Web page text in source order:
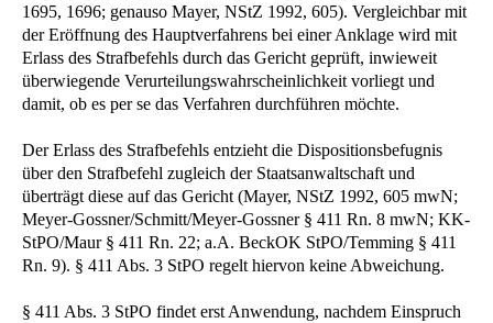
1695, 1696; genauso Mayer, NStZ 1992, 605). Vergleichbar mit
der Eröffnung des Hauptverfahrens bei einer Anklage wird mit
Erlass des Strafbefehls durch das Gericht geprüft, inwieweit
überwiegende Verurteilungswahrscheinlichkeit vorliegt und
damit, ob es per se das Verfahren durchführen möchte.
Der Erlass des Strafbefehls entzieht die Dispositionsbefugnis
über den Strafbefehl zugleich der Staatsanwaltschaft und
überträgt diese auf das Gericht (Mayer, NStZ 1992, 605 mwN;
Meyer-Gossner/Schmitt/Meyer-Gossner § 411 Rn. 8 mwN; KK-
StPO/Maur § 411 Rn. 22; a.A. BeckOK StPO/Temming § 411
Rn. 9). § 411 Abs. 3 StPO regelt hiervon keine Abweichung.
§ 411 Abs. 3 StPO findet erst Anwendung, nachdem Einspruch